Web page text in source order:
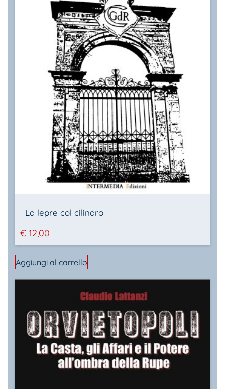
La lepre col cilindro
€ 12,00
Aggiungi al carrello